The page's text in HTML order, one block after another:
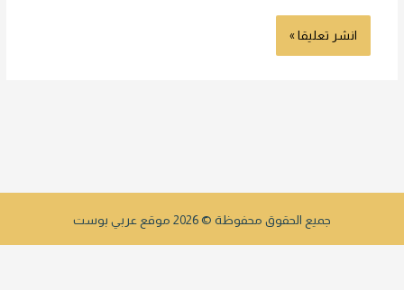
جميع الحقوق محفوظة © 2026 موقع عربي بوست